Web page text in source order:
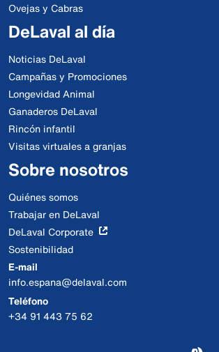
Ovejas y Cabras
DeLaval al día
Noticias DeLaval
Campañas y Promociones
Longevidad Animal
Ganaderos DeLaval
Rincón infantil
Visitas virtuales a granjas
Sobre nosotros
Quiénes somos
Trabajar en DeLaval
DeLaval Corporate
Sostenibilidad
E-mail
info.espana@delaval.com
Teléfono
+34 91 443 75 62